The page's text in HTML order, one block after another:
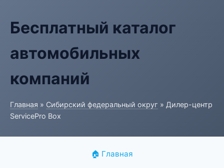
Бесплатный каталог
автомобильных
компаний
Главная » Сибирский федеральный округ » Дилер-центр
ServicePro Box
🏠 Главная